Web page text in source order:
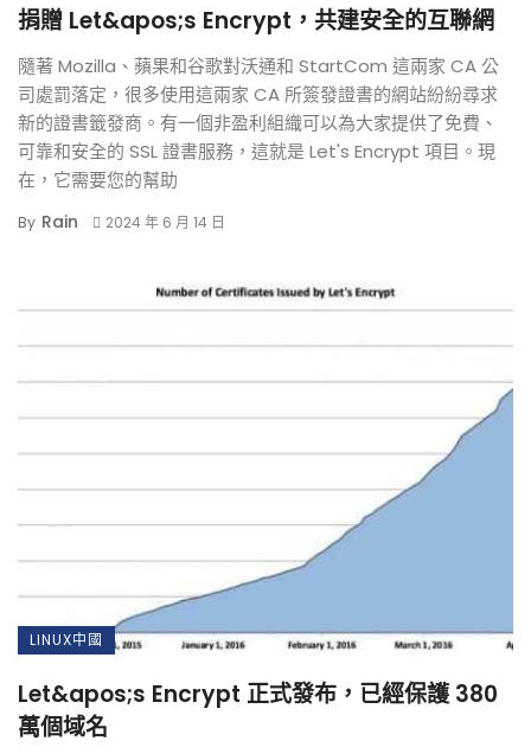
捐贈 Let&apos;s Encrypt，共建安全的互聯網
隨著 Mozilla、蘋果和谷歌對沃通和 StartCom 這兩家 CA 公
司處罰落定，很多使用這兩家 CA 所簽發證書的網站紛紛尋求
新的證書籤發商。有一個非盈利組織可以為大家提供了免費、
可靠和安全的 SSL 證書服務，這就是 Let's Encrypt 項目。現
在，它需要您的幫助
By Rain 2024 年 6 月 14 日
LINUX中國
Let&apos;s Encrypt 正式發布，已經保護 380
萬個域名